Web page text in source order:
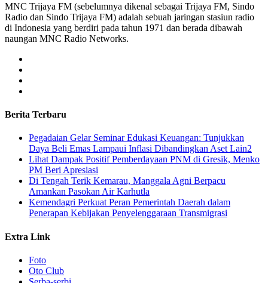
MNC Trijaya FM (sebelumnya dikenal sebagai Trijaya FM, Sindo
Radio dan Sindo Trijaya FM) adalah sebuah jaringan stasiun radio
di Indonesia yang berdiri pada tahun 1971 dan berada dibawah
naungan MNC Radio Networks.
Berita Terbaru
Pegadaian Gelar Seminar Edukasi Keuangan: Tunjukkan
Daya Beli Emas Lampaui Inflasi Dibandingkan Aset Lain2
Lihat Dampak Positif Pemberdayaan PNM di Gresik, Menko
PM Beri Apresiasi
​Di Tengah Terik Kemarau, Manggala Agni Berpacu
Amankan Pasokan Air Karhutla
Kemendagri Perkuat Peran Pemerintah Daerah dalam
Penerapan Kebijakan Penyelenggaraan Transmigrasi
Extra Link
Foto
Oto Club